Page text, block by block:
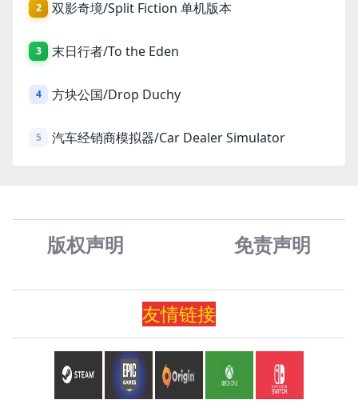
2 双影奇境/Split Fiction 单机版本
3 末日行者/To the Eden
4 方块公国/Drop Duchy
5 汽车经销商模拟器/Car Dealer Simulator
版权声明 免责声明
友情链接